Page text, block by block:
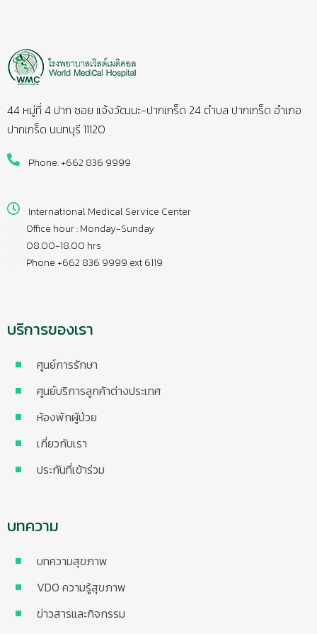
44 หมู่ที่ 4 ปาก ซอย แจ้งวัฒนะ-ปากเกร็ด 24 ตำบล ปากเกร็ด อำเภอ
ปากเกร็ด นนทบุรี 11120
Phone: +662 836 9999
International Medical Service Center
Office hour : Monday-Sunday
08.00-18.00 hrs
Phone +662 836 9999 ext 6119
บริการของเรา
ศูนย์การรักษา
ศูนย์บริการลูกค้าต่างประเทศ
ห้องพักผู้ป่วย
เกี่ยวกับเรา
ประกันที่เข้าร่วม
บทความ
บทความสุขภาพ
VDO ความรู้สุขภาพ
ข่าวสารและกิจกรรม